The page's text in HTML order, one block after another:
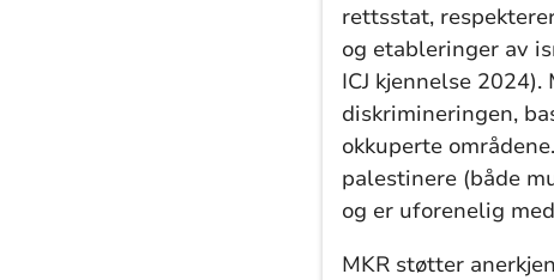
rettsstat,
og etableringer av
ICJ kjennelse
diskrimineringen,
okkuperte
palestinere (både
og er uforenelig
MKR støtter